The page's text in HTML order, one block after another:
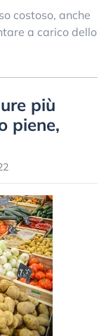
costoso, anche
a carico dello
più
piene,